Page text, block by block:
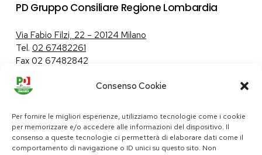
Consenso Cookie
Per fornire le migliori esperienze, utilizziamo tecnologie come i cookie
per memorizzare e/o accedere alle informazioni del dispositivo. Il
consenso a queste tecnologie ci permetterà di elaborare dati come il
comportamento di navigazione o ID unici su questo sito. Non
PD Gruppo Consiliare Regione Lombardia
Via Fabio Filzi, 22 – 20124 Milano
Tel. 02 67482261
Fax 02 67482842
Tutela dei dati personali|Politica sui cookie